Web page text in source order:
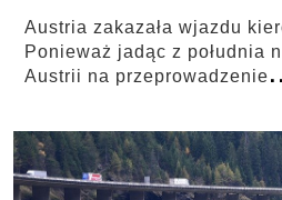
Austria zakazała wjazdu
Ponieważ jadąc z południa
Austrii na przeprowadzenie